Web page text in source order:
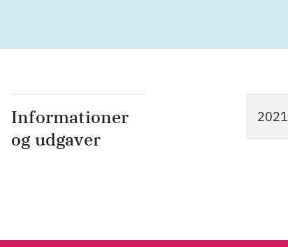
Informationer
og udgaver
2021